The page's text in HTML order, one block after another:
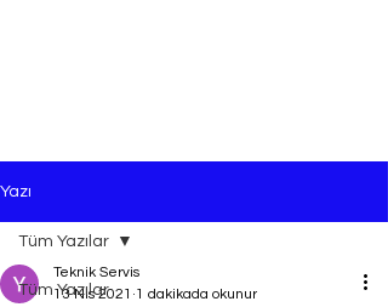
Yazı
Tüm Yazılar
Tüm Yazılar
Teknik Servis
13 Nis 2021 1 dakikada okunur